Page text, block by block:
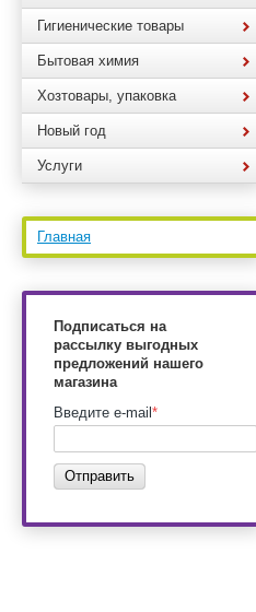
Гигиенические товары
Бытовая химия
Хозтовары, упаковка
Новый год
Услуги
Главная
Подписаться на
рассылку выгодных
предложений нашего
магазина
Введите e-mail *
Отправить